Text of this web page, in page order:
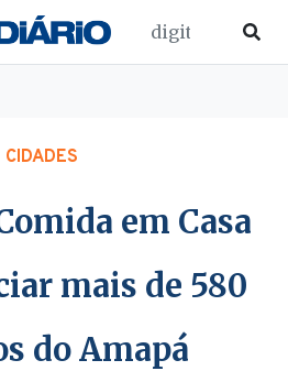
CIDADES
em Casa
mais de 580
do Amapá